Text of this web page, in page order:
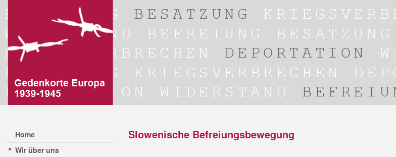
Home
Wir über uns
Slowenische Befreiungsbewegung